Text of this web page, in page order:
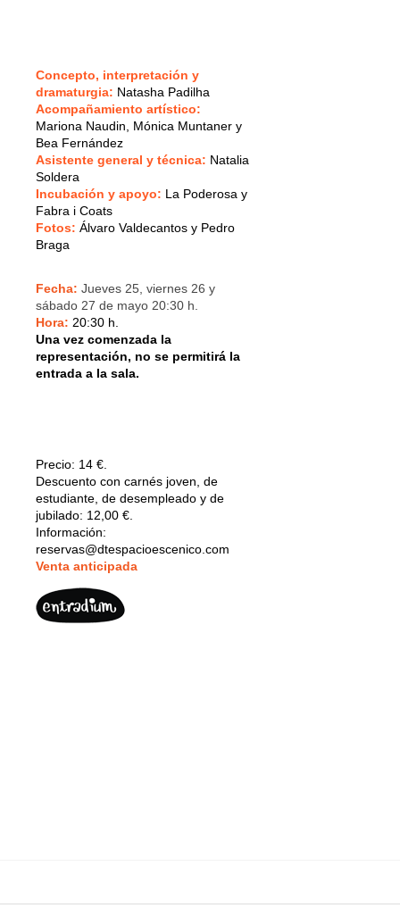
Concepto, interpretación y
dramaturgia: Natasha Padilha
Acompañamiento artístico:
Mariona Naudin, Mónica Muntaner y
Bea Fernández
Asistente general y técnica: Natalia
Soldera
Incubación y apoyo: La Poderosa y
Fabra i Coats
Fotos: Álvaro Valdecantos y Pedro
Braga
Fecha: Jueves 25, viernes 26 y
sábado 27 de mayo 20:30 h.
Hora: 20:30 h.
Una vez comenzada la
representación, no se permitirá la
entrada a la sala.
Precio: 14 €.
Descuento con carnés joven, de
estudiante, de desempleado y de
jubilado: 12,00 €.
Información:
reservas@dtespacioescenico.com
Venta anticipada